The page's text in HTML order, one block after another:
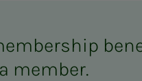
mem­ber.